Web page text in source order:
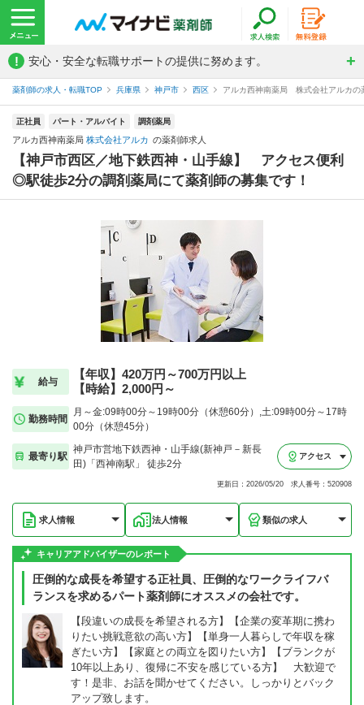
! 安心・安全な転職サポートの提供に努めます。
薬剤師の求人・転職TOP 兵庫県 神戸市 西区 アルカ西神南薬局 株式会社アルカの
正社員 パート・アルバイト 調剤薬局
アルカ西神南薬局 株式会社アルカ の薬剤師求人
【神戸市西区／地下鉄西神・山手線】 アクセス便利
◎駅徒歩2分の調剤薬局にて薬剤師の募集です！
給与
【年収】420万円～700万円以上
【時給】2,000円～
勤務時間
月～金:09時00分～19時00分（休憩60分）,土:09時00分～17時
00分（休憩45分）
最寄り駅
神戸市営地下鉄西神・山手線(新神戸－新長
田)「西神南駅」 徒歩2分
アクセス
更新日：2026/05/20 求人番号：520908
求人情報 法人情報 類似の求人
キャリアアドバイザーのレポート
圧倒的な成長を希望する正社員、圧倒的なワークライフバ
ランスを求めるパート薬剤師にオススメの会社です。
【段違いの成長を希望される方】【企業の変革期に携わ
りたい挑戦意欲の高い方】【単身一人暮らしで年収を稼
ぎたい方】【家庭との両立を図りたい方】【ブランクが
10年以上あり、復帰に不安を感じている方】 大歓迎で
す！是非、お話を聞かせてください。しっかりとバック
アップ致します。